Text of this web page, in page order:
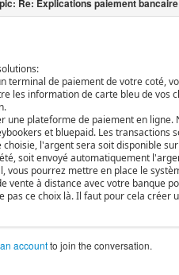
terminal de paiement de votre coté,
les information de carte bleu de vos
une plateforme de paiement en
et bluepaid. Les
l'argent sera soit disponible
soit envoyé automatiquement
vous pourrez mettre en place le
vente à distance avec votre banque
pas ce choix là. Il faut pour cela
accountto join the conversation.